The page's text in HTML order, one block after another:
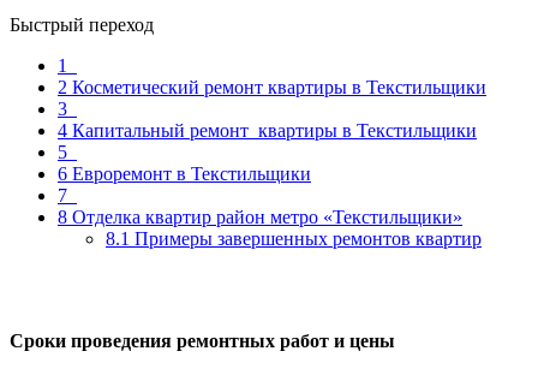
Быстрый переход
1
2 Косметический ремонт квартиры в Текстильщики
3
4 Капитальный ремонт квартиры в Текстильщики
5
6 Евроремонт в Текстильщики
7
8 Отделка квартир район метро «Текстильщики»
8.1 Примеры завершенных ремонтов квартир
Сроки проведения ремонтных работ и цены